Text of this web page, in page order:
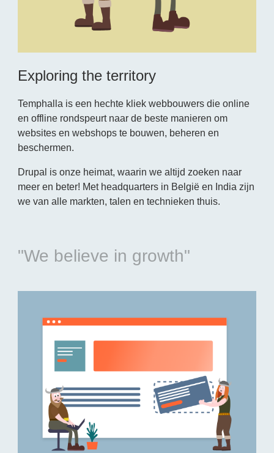
Exploring the territory
Temphalla is een hechte kliek webbouwers die online
en offline rondspeurt naar de beste manieren om
websites en webshops te bouwen, beheren en
beschermen.
Drupal is onze heimat, waarin we altijd zoeken naar
meer en beter! Met headquarters in België en India zijn
we van alle markten, talen en technieken thuis.
"We believe in growth"